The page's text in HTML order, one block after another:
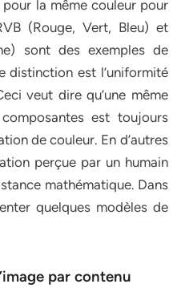
la même couleur pour
(Rouge, Vert, Bleu) et
sont des exemples de
distinction est l’uniformité
veut dire qu’une même
est toujours
de couleur. En d’autres
perçue par un humain
mathématique. Dans
quelques modèles de
par contenu